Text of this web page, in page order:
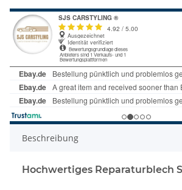
Beschreibung
Hochwertiges Reparaturblech